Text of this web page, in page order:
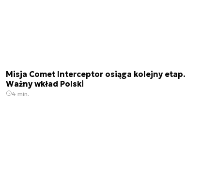
Misja Comet Interceptor osiąga kolejny etap.
Ważny wkład Polski
4 min.